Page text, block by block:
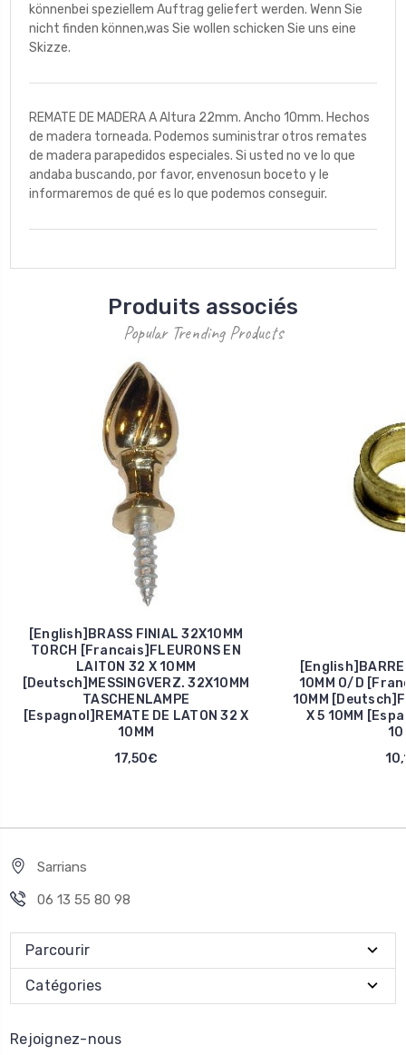
könnenbei speziellem Auftrag geliefert werden. Wenn Sie
nicht finden können,was Sie wollen schicken Sie uns eine
Skizze.
REMATE DE MADERA A Altura 22mm. Ancho 10mm. Hechos
de madera torneada. Podemos suministrar otros remates
de madera parapedidos especiales. Si usted no ve lo que
andaba buscando, por favor, envenosun boceto y le
informaremos de qué es lo que podemos conseguir.
Produits associés
Popular Trending Products
[English]BRASS FINIAL 32X10MM
TORCH [Francais]FLEURONS EN
LAITON 32 X 10MM
[Deutsch]MESSINGVERZ. 32X10MM
TASCHENLAMPE
[Espagnol]REMATE DE LATON 32 X
10MM
17,50€
10MM O/D
10MM
X 5 10MM
Sarrians
06 13 55 80 98
Parcourir
Catégories
Rejoignez-nous